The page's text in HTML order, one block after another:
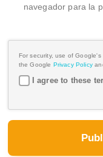
navegador para la
For security, use of
the Google Privacy Policy
I agree to these